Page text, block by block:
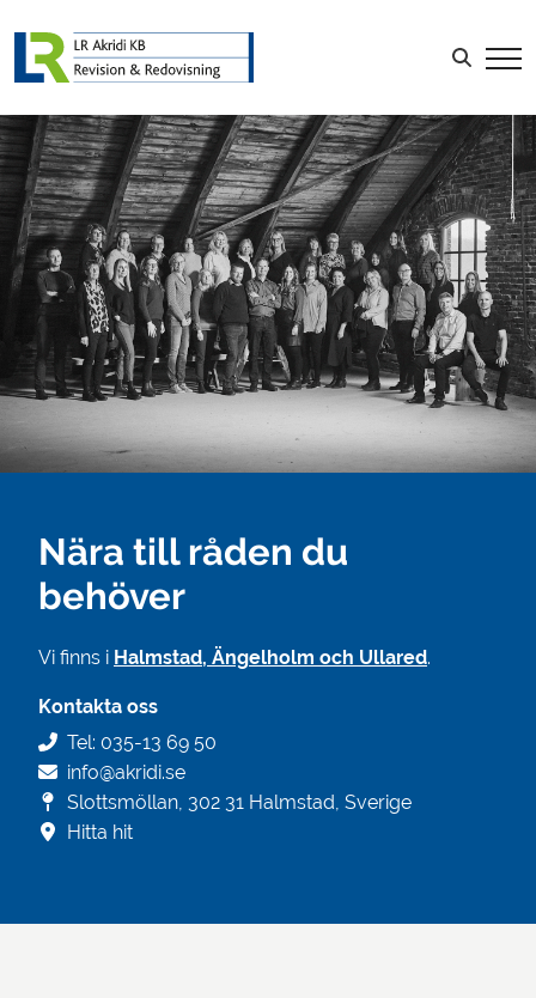
LOGGA IN Sök efter:
Nära till råden du
behöver
Vi finns i Halmstad, Ängelholm och Ullared.
Kontakta oss
Tel: 035-13 69 50
info@akridi.se
Slottsmöllan, 302 31 Halmstad, Sverige
Hitta hit